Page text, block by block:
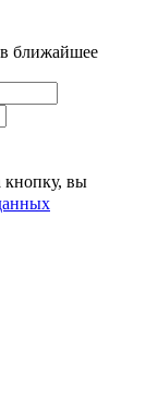
ближайшее
вы